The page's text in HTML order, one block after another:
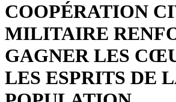
COOPÉRATION
MILITAIRE
GAGNER LES
LES ESPRITS DE